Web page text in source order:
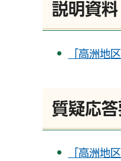
説明資料
「高洲地
質疑応
「高洲地